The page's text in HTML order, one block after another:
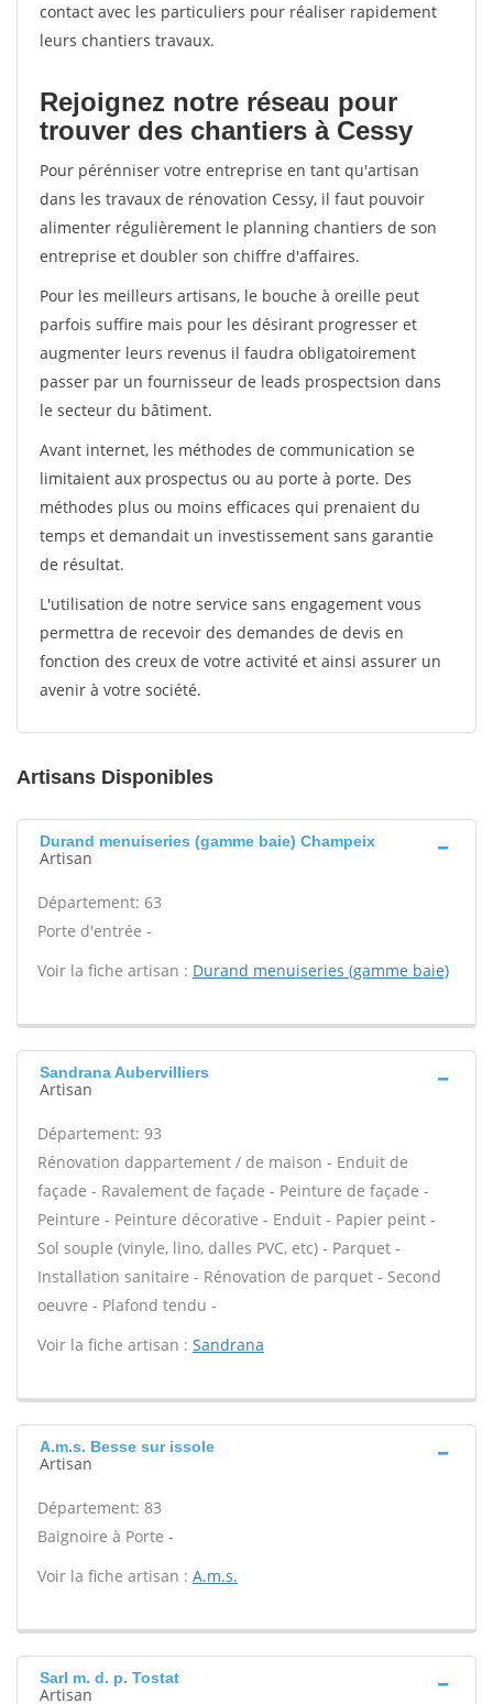
contact avec les particuliers pour réaliser rapidement
leurs chantiers travaux.
Rejoignez notre réseau pour
trouver des chantiers à Cessy
Pour pérénniser votre entreprise en tant qu'artisan
dans les travaux de rénovation Cessy, il faut pouvoir
alimenter régulièrement le planning chantiers de son
entreprise et doubler son chiffre d'affaires.
Pour les meilleurs artisans, le bouche à oreille peut
parfois suffire mais pour les désirant progresser et
augmenter leurs revenus il faudra obligatoirement
passer par un fournisseur de leads prospectsion dans
le secteur du bâtiment.
Avant internet, les méthodes de communication se
limitaient aux prospectus ou au porte à porte. Des
méthodes plus ou moins efficaces qui prenaient du
temps et demandait un investissement sans garantie
de résultat.
L'utilisation de notre service sans engagement vous
permettra de recevoir des demandes de devis en
fonction des creux de votre activité et ainsi assurer un
avenir à votre société.
Artisans Disponibles
Durand menuiseries (gamme baie) Champeix
Artisan
Département: 63
Porte d'entrée -
Voir la fiche artisan : Durand menuiseries (gamme baie)
Sandrana Aubervilliers
Artisan
Département: 93
Rénovation dappartement / de maison - Enduit de
façade - Ravalement de façade - Peinture de façade -
Peinture - Peinture décorative - Enduit - Papier peint -
Sol souple (vinyle, lino, dalles PVC, etc) - Parquet -
Installation sanitaire - Rénovation de parquet - Second
oeuvre - Plafond tendu -
Voir la fiche artisan : Sandrana
A.m.s. Besse sur issole
Artisan
Département: 83
Baignoire à Porte -
Voir la fiche artisan : A.m.s.
Sarl m. d. p. Tostat
Artisan